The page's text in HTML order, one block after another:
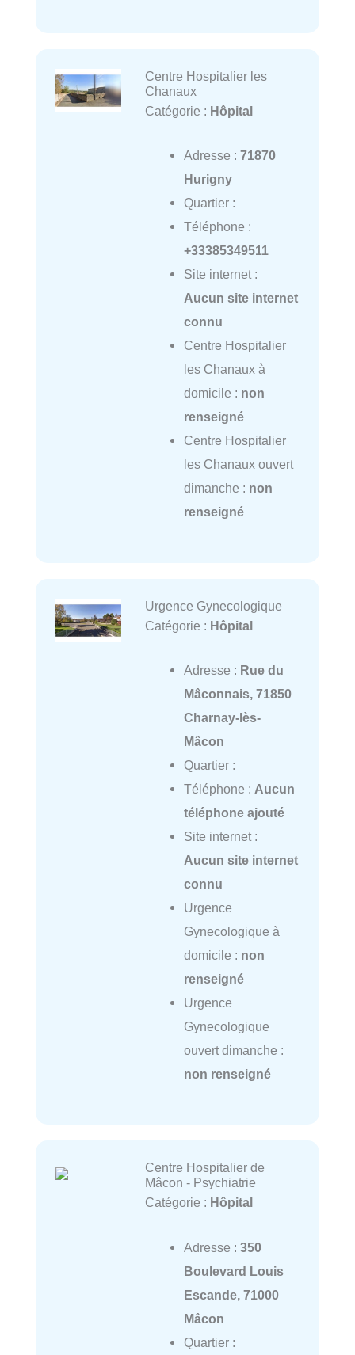
Centre Hospitalier les
Chanaux
Catégorie : Hôpital
Adresse : 71870
Hurigny
Quartier :
Téléphone :
+33385349511
Site internet :
Aucun site internet
connu
Centre Hospitalier
les Chanaux à
domicile : non
renseigné
Centre Hospitalier
les Chanaux ouvert
dimanche : non
renseigné
Urgence Gynecologique
Catégorie : Hôpital
Adresse : Rue du
Mâconnais, 71850
Charnay-lès-
Mâcon
Quartier :
Téléphone : Aucun
téléphone ajouté
Site internet :
Aucun site internet
connu
Urgence
Gynecologique à
domicile : non
renseigné
Urgence
Gynecologique
ouvert dimanche :
non renseigné
Centre Hospitalier de
Mâcon - Psychiatrie
Catégorie : Hôpital
Adresse : 350
Boulevard Louis
Escande, 71000
Mâcon
Quartier :